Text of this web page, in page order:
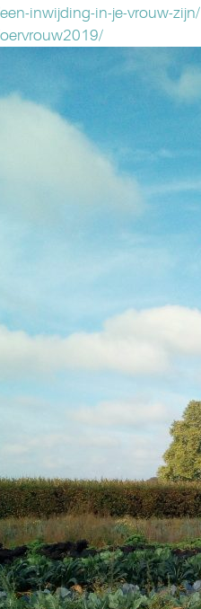
inwijding-in-je-vrouw-zijn/